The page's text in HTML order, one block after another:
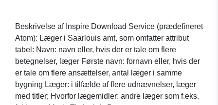
Beskrivelse af Inspire Download Service (prædefineret
Atom): Læger i Saarlouis amt, som omfatter attribut
tabel: Navn: navn eller, hvis der er tale om flere
betegnelser, læger Første navn: fornavn eller, hvis der
er tale om flere ansættelser, antal læger i samme
bygning Læger: i tilfælde af flere udnævnelser, læger
med titler; Hvorfor lægemidler: andre læger som f.eks.